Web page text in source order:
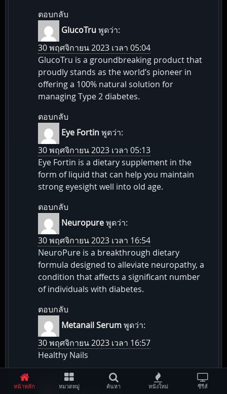
ตอบกลับ
GlucoTruพูดว่า:
30 พฤศจิกายน 2023 เวลา 05:04
GlucoTru is a groundbreaking product that
proudly stands as the world’s pioneer in
offering a 100% natural solution for
managing Type 2 diabetes.
ตอบกลับ
Eye Fortinพูดว่า:
30 พฤศจิกายน 2023 เวลา 05:13
Eye Fortin is a dietary supplement in the
form of liquid that can help you maintain
strong eyesight well into old age.
ตอบกลับ
Neuropureพูดว่า:
30 พฤศจิกายน 2023 เวลา 16:54
NeuroPure is a breakthrough dietary
formula designed to alleviate neuropathy, a
condition that affects a significant number
of individuals with diabetes.
ตอบกลับ
Metanail Serumพูดว่า:
30 พฤศจิกายน 2023 เวลา 16:57
Healthy Nails
ตอบกลับ
Neurorise
พูดว่า:
หน้าหลัก หมวดหมู่ ค้นหา หนังใหม่ ซีรีส์